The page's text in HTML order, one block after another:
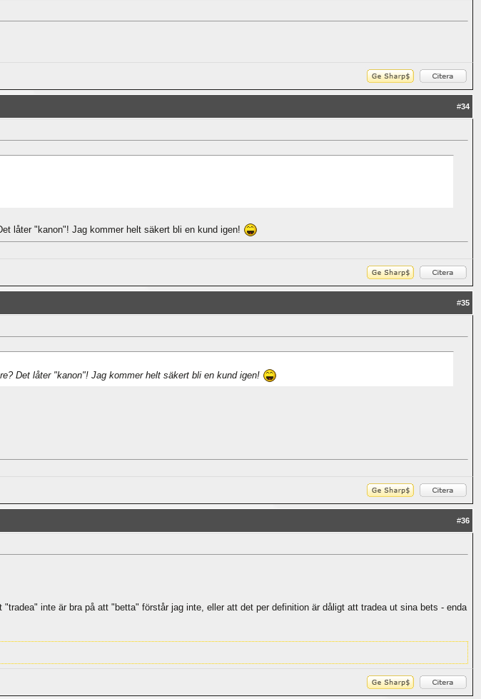
#34
låter "kanon"! Jag kommer helt säkert bli en kund igen!
#35
Det låter "kanon"! Jag kommer helt säkert bli en kund igen!
#36
inte är bra på att "betta" förstår jag inte, eller att det per definition är dåligt att tradea ut sina bets - enda